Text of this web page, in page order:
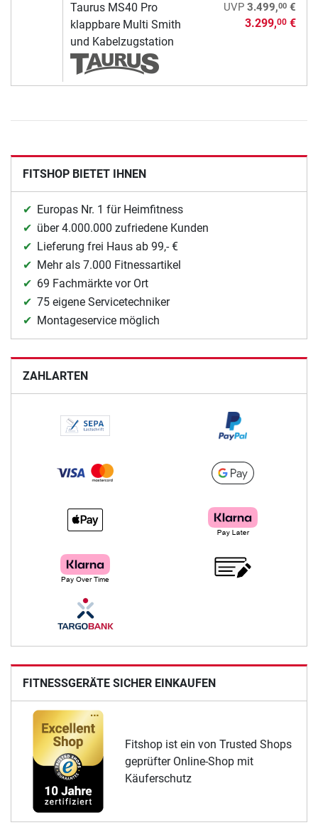
Taurus MS40 Pro
klappbare Multi Smith
und Kabelzugstation
UVP 3.499,00€
3.299,00€
FITSHOP BIETET IHNEN
Europas Nr. 1 für Heimfitness
über 4.000.000 zufriedene Kunden
Lieferung frei Haus ab 99,- €
Mehr als 7.000 Fitnessartikel
69 Fachmärkte vor Ort
75 eigene Servicetechniker
Montageservice möglich
ZAHLARTEN
FITNESSGERÄTE SICHER EINKAUFEN
Fitshop ist ein von Trusted Shops
geprüfter Online-Shop mit
Käuferschutz